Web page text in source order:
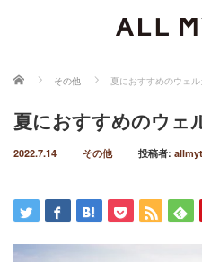
ホーム その他 夏におすすめのウェル
夏におすすめのウェ
2022.7.14 その他 投稿者: